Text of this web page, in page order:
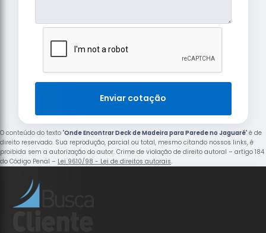
Enviar cotação
O conteúdo do texto "Onde Encontrar Deck de Madeira para Parede no Jaguaré" é de
direito reservado. Sua reprodução, parcial ou total, mesmo citando nossos links, é
proibida sem a autorização do autor. Crime de violação de direito autoral – artigo 184
do Código Penal – Lei 9610/98 - Lei de direitos autorais.